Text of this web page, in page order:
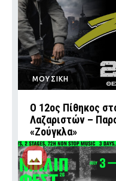
ΜΟΥΣΙΚΗ
Ο 12ος Πίθηκος
Λαζαριστών –
«Ζούγκλα»